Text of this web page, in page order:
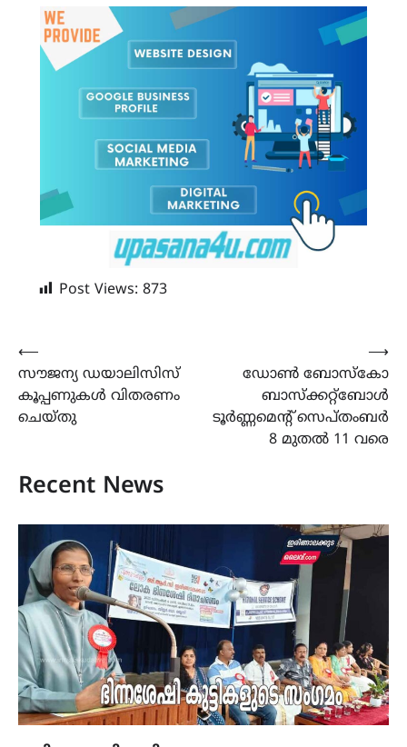
Post Views: 873
Post
navigation
⟵
സൗജന്യ ഡയാലിസിസ്
കൂപ്പണുകൾ വിതരണം
ചെയ്തു
ഡോൺ ബോസ്കോ
ബാസ്ക്കറ്റ്ബോൾ
ടൂർണ്ണമെൻ്റ് സെപ്തംബർ
8 മുതൽ 11 വരെ
⟶
Recent News